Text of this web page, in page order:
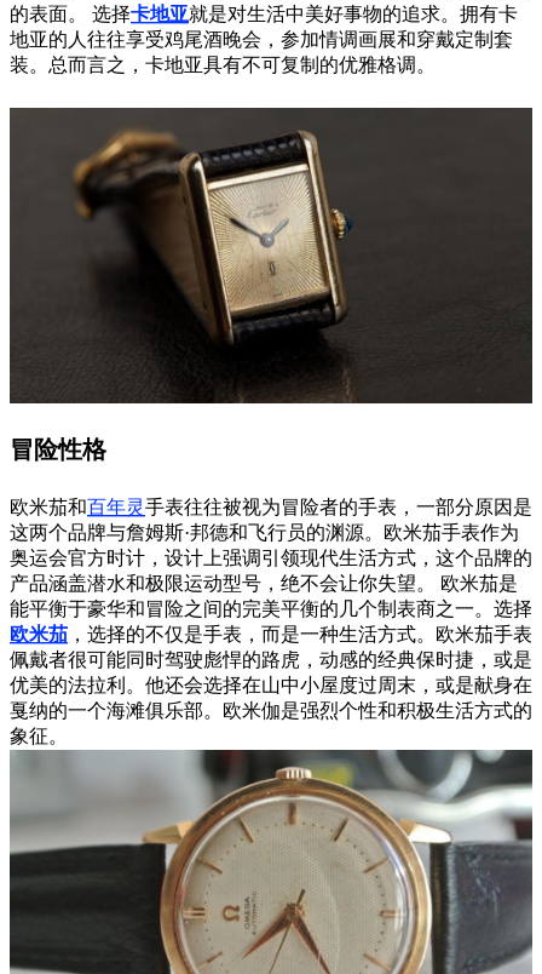
的表面。 选择卡地亚就是对生活中美好事物的追求。拥有卡
地亚的人往往享受鸡尾酒晚会，参加情调画展和穿戴定制套
装。总而言之，卡地亚具有不可复制的优雅格调。
冒险性格
欧米茄和百年灵手表往往被视为冒险者的手表，一部分原因是
这两个品牌与詹姆斯·邦德和飞行员的渊源。欧米茄手表作为
奥运会官方时计，设计上强调引领现代生活方式，这个品牌的
产品涵盖潜水和极限运动型号，绝不会让你失望。 欧米茄是
能平衡于豪华和冒险之间的完美平衡的几个制表商之一。选择
欧米茄 ，选择的不仅是手表，而是一种生活方式。欧米茄手表
佩戴者很可能同时驾驶彪悍的路虎，动感的经典保时捷，或是
优美的法拉利。他还会选择在山中小屋度过周末，或是献身在
戛纳的一个海滩俱乐部。欧米伽是强烈个性和积极生活方式的
象征。